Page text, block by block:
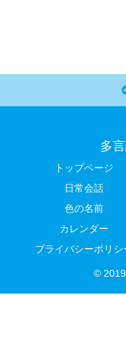
多
トップページ
日常会話
色の名前
カレンダー
プライバシーポリシ
© 2019